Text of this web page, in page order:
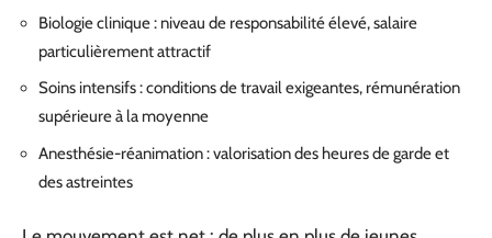
Biologie clinique : niveau de responsabilité élevé, salaire
particulièrement attractif
Soins intensifs : conditions de travail exigeantes, rémunération
supérieure à la moyenne
Anesthésie-réanimation : valorisation des heures de garde et
des astreintes